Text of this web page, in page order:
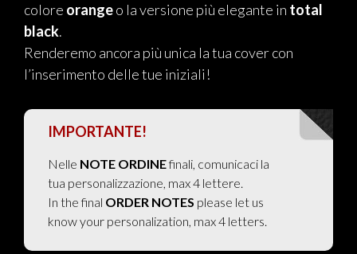
colore orangeo la versione più elegante in total
black.
Renderemo ancora più unica la tua cover con
l’inserimento delle tue iniziali!
IMPORTANTE!
Nelle NOTE ORDINEfinali, comunicaci la
tua personalizzazione, max 4 lettere.
In the final ORDER NOTES please let us
know your personalization, max 4 letters.